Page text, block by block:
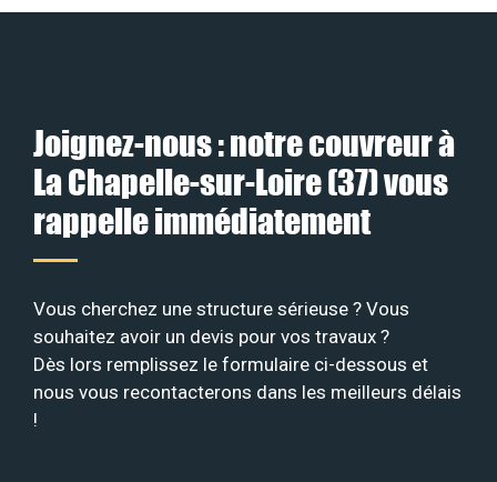
Joignez-nous : notre couvreur à
La Chapelle-sur-Loire (37) vous
rappelle immédiatement
Vous cherchez une structure sérieuse ? Vous
souhaitez avoir un devis pour vos travaux ?
Dès lors remplissez le formulaire ci-dessous et
nous vous recontacterons dans les meilleurs délais
!